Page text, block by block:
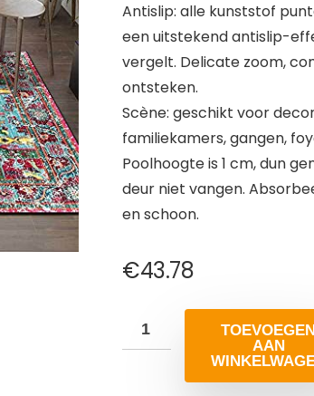
Antislip: alle kunststof
een uitstekend antislip-
vergelt. Delicate zoom,
ontsteken.
Scène: geschikt voor
familiekamers, gangen,
Poolhoogte is 1 cm, dun
deur niet vangen.
en schoon.
€43.78
AAN